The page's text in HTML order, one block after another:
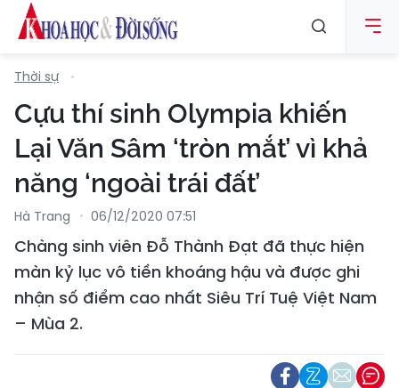
Thời sự
Cựu thí sinh Olympia khiến
Lại Văn Sâm ‘tròn mắt’ vì khả
năng ‘ngoài trái đất’
Hà Trang 06/12/2020 07:51
Chàng sinh viên Đỗ Thành Đạt đã thực hiện
màn kỷ lục vô tiền khoáng hậu và được ghi
nhận số điểm cao nhất Siêu Trí Tuệ Việt Nam
– Mùa 2.